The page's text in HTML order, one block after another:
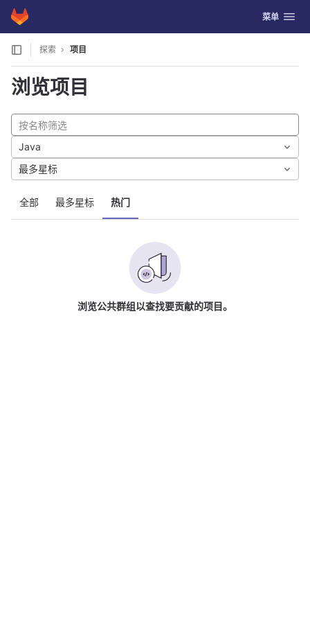
Skip to content
GitLab 切换导航
菜单
探索 项目
浏览项目
全部 最多星标 热门
Java
最多星标
浏览公共群组以查找要贡献的项目。